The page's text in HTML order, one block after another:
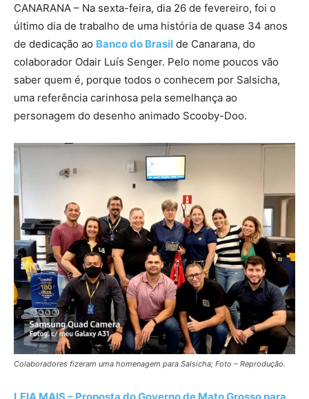
CANARANA – Na sexta-feira, dia 26 de fevereiro, foi o
último dia de trabalho de uma história de quase 34 anos
de dedicação ao Banco do Brasil de Canarana, do
colaborador Odair Luís Senger. Pelo nome poucos vão
saber quem é, porque todos o conhecem por Salsicha,
uma referência carinhosa pela semelhança ao
personagem do desenho animado Scooby-Doo.
Colaboradores fizeram uma homenagem para Salsicha; Foto – Reprodução.
LEIA MAIS – Proposta do Governo de Mato Grosso para